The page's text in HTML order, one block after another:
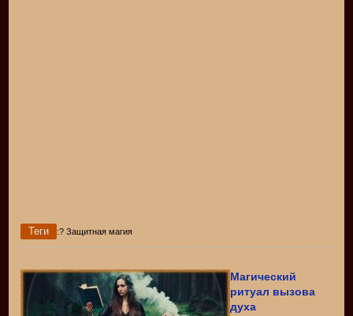
Теги :? Защитная магия
Магический
ритуал вызова
духа